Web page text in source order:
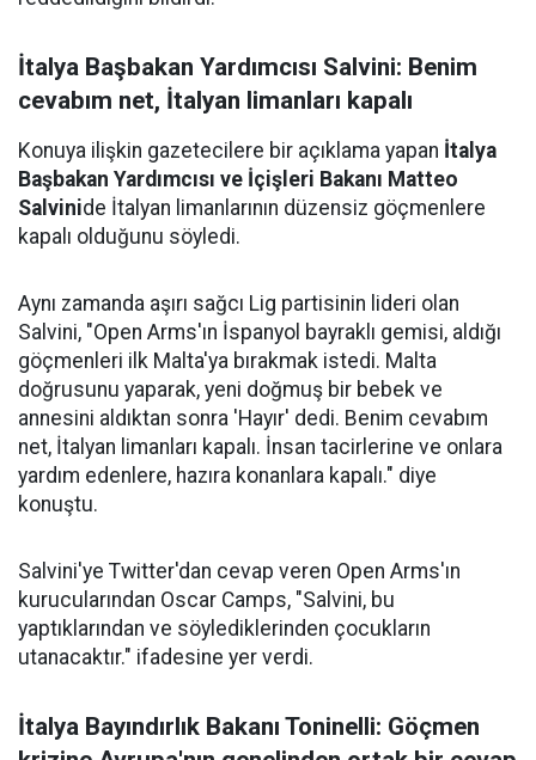
İtalya Başbakan Yardımcısı Salvini: Benim
cevabım net, İtalyan limanları kapalı
Konuya ilişkin gazetecilere bir açıklama yapan İtalya
Başbakan Yardımcısı ve İçişleri Bakanı Matteo
Salvinide İtalyan limanlarının düzensiz göçmenlere
kapalı olduğunu söyledi.
Aynı zamanda aşırı sağcı Lig partisinin lideri olan
Salvini, "Open Arms'ın İspanyol bayraklı gemisi, aldığı
göçmenleri ilk Malta'ya bırakmak istedi. Malta
doğrusunu yaparak, yeni doğmuş bir bebek ve
annesini aldıktan sonra 'Hayır' dedi. Benim cevabım
net, İtalyan limanları kapalı. İnsan tacirlerine ve onlara
yardım edenlere, hazıra konanlara kapalı." diye
konuştu.
Salvini'ye Twitter'dan cevap veren Open Arms'ın
kurucularından Oscar Camps, "Salvini, bu
yaptıklarından ve söylediklerinden çocukların
utanacaktır." ifadesine yer verdi.
İtalya Bayındırlık Bakanı Toninelli: Göçmen